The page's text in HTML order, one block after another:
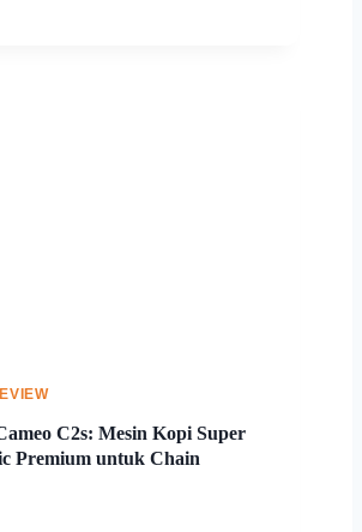
C2s: Mesin Kopi Super
Premium untuk Chain